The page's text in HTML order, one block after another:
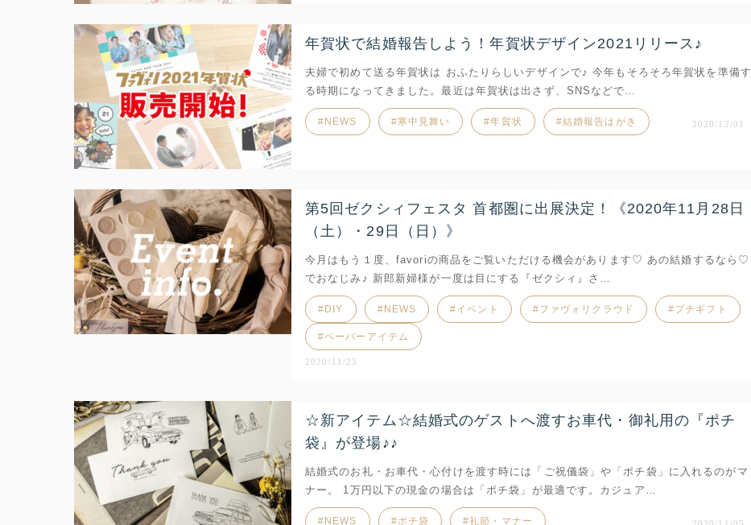
年賀状で結婚報告しよう！年賀状デザイン2021リリース♪
夫婦で初めて送る年賀状は おふたりらしいデザインで♪ 今年もそろそろ年賀状を準備す
る時期になってきました。最近は年賀状は出さず、SNSなどで…
NEWS 寒中見舞い 年賀状 結婚報告はがき 2020/12/01
第5回ゼクシィフェスタ 首都圏に出展決定！《2020年11月28日
（土）・29日（日）》
今月はもう１度、favoriの商品をご覧いただける機会があります♡ あの結婚するなら♡
でおなじみ♪ 新郎新婦様が一度は目にする『ゼクシィ』さ…
DIY NEWS イベント ファヴォリクラウド プチギフト
ペーパーアイテム
2020/11/25
☆新アイテム☆結婚式のゲストへ渡すお車代・御礼用の『ポチ
袋』が登場♪♪
結婚式のお礼・お車代・心付けを渡す時には「ご祝儀袋」や「ポチ袋」に入れるのがマ
ナー。 1万円以下の現金の場合は「ポチ袋」が最適です。カジュア…
NEWS ポチ袋 礼節・マナー